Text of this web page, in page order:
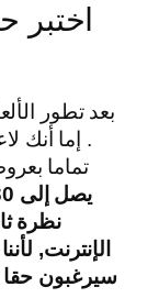
اختبر
بعد تطور
. إما أنك
تماما
نظرة
الإنترنت,
سيرغبون حقا